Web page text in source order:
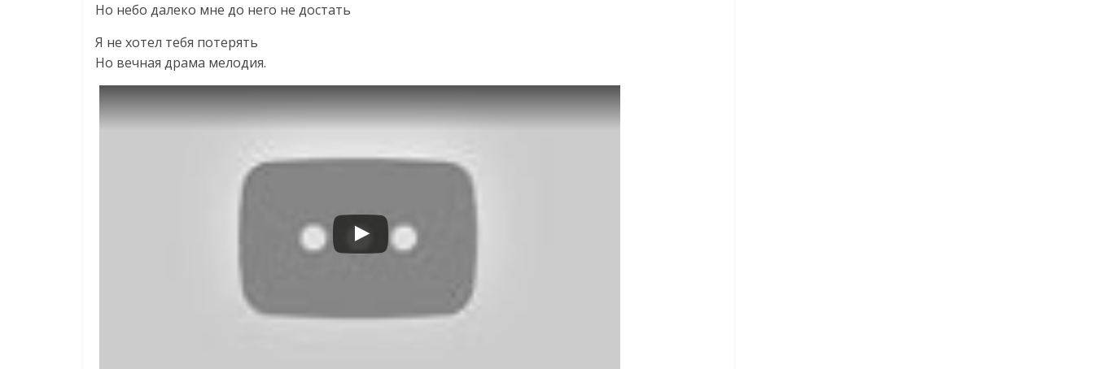
Но небо далеко мне до него не достать
Я не хотел тебя потерять
Но вечная драма мелодия.